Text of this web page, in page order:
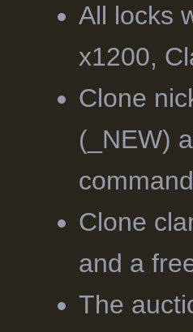
All locks
x1200,
Clone
(_NEW)
command
Clone
and a
The